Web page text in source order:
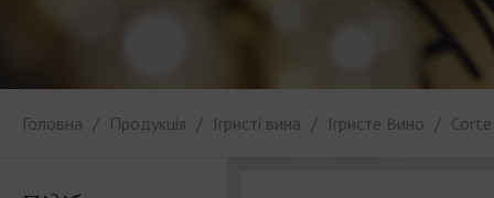
Головна Продукція Ігристі вина Iгристе Вино